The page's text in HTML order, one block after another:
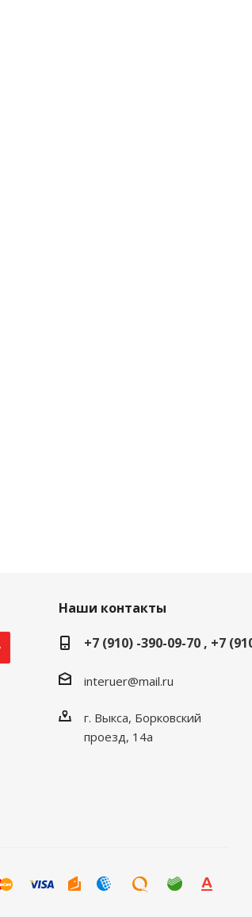
Наши контакты
+7 (910) -390-09-70 , +7
interuer@mail.ru
г. Выкса, Борковский
проезд, 14а